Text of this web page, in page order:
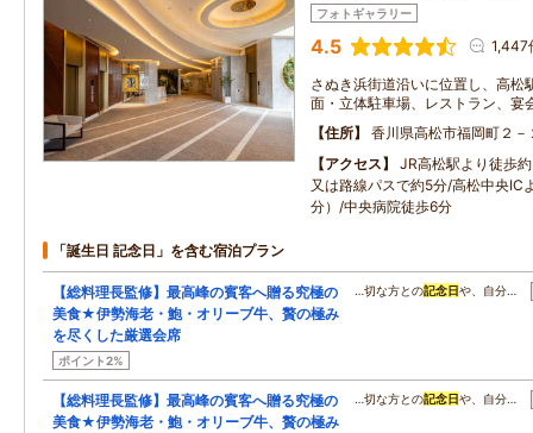
フォトギャラリー
4.5 1,447
さぬき浜街道沿いに位置し、高松
面・立体駐車場、レストラン、宴
住所
香川県高松市福岡町２－
アクセス
JR高松駅より徒歩
又は路線パスで約5分/高松中央IC
分）/中央病院徒歩6分
「誕生日 記念日」を含む宿泊プラン
【総料理長監修】最高峰の賓客へ贈る究極の
美食★伊勢海老・鮑・オリーブ牛、贅の極み
を尽くした厳選会席
ポイント2%
…切な方との記念日や、自分…
【総料理長監修】最高峰の賓客へ贈る究極の
美食★伊勢海老・鮑・オリーブ牛、贅の極み
…切な方との記念日や、自分…